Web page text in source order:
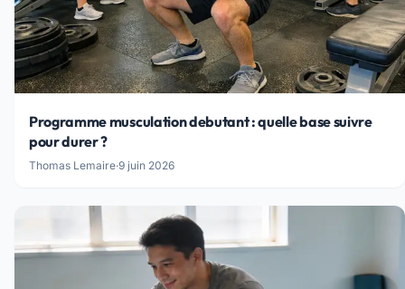
Programme musculation debutant : quelle base suivre
pour durer ?
Thomas Lemaire·9 juin 2026